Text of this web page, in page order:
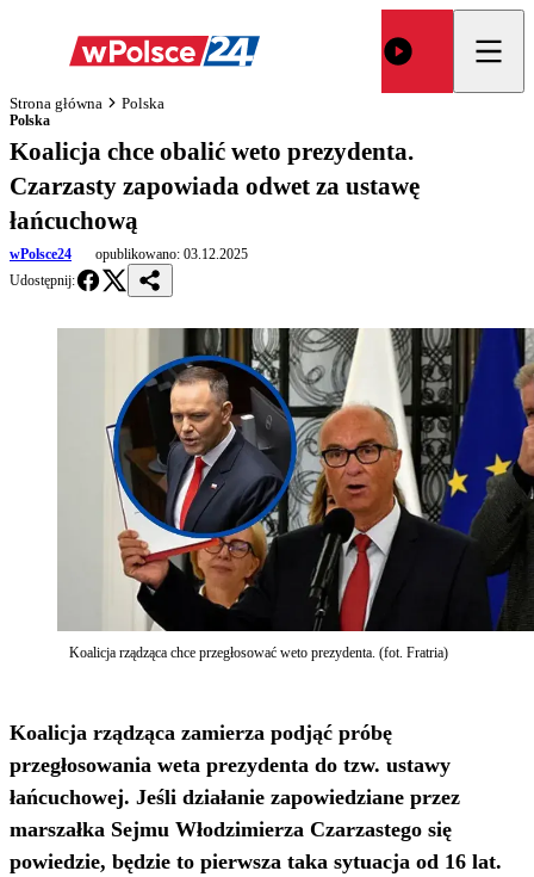
Strona główna Polska
Polska
Koalicja chce obalić weto prezydenta.
Czarzasty zapowiada odwet za ustawę
łańcuchową
wPolsce24 opublikowano: 03.12.2025
Udostępnij:
Koalicja rządząca chce przegłosować weto prezydenta. (fot. Fratria)
Koalicja rządząca zamierza podjąć próbę
przegłosowania weta prezydenta do tzw. ustawy
łańcuchowej. Jeśli działanie zapowiedziane przez
marszałka Sejmu Włodzimierza Czarzastego się
powiedzie, będzie to pierwsza taka sytuacja od 16 lat.